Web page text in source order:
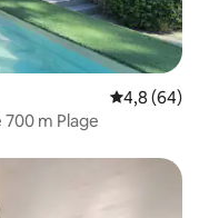
4,8 (64)
700 m Plage